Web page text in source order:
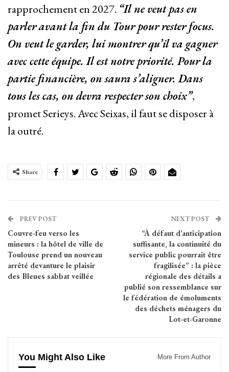
rapprochement en 2027. “Il ne veut pas en
parler avant la fin du Tour pour rester focus.
On veut le garder, lui montrer qu’il va gagner
avec cette équipe. Il est notre priorité. Pour la
partie financière, on saura s’aligner. Dans
tous les cas, on devra respecter son choix”,
promet Serieys. Avec Seixas, il faut se disposer à
la outré.
Share
PREV POST
Couvre-feu verso les
mineurs : la hôtel de ville de
Toulouse prend un nouveau
arrêté devanture le plaisir
des Bleues sabbat veillée
NEXT POST
“À défaut d’anticipation
suffisante, la continuité du
service public pourrait être
fragilisée” : la pièce
régionale des détails a
publié son ressemblance sur
le fédération de émoluments
des déchets ménagers du
Lot-et-Garonne
You Might Also Like More From Author